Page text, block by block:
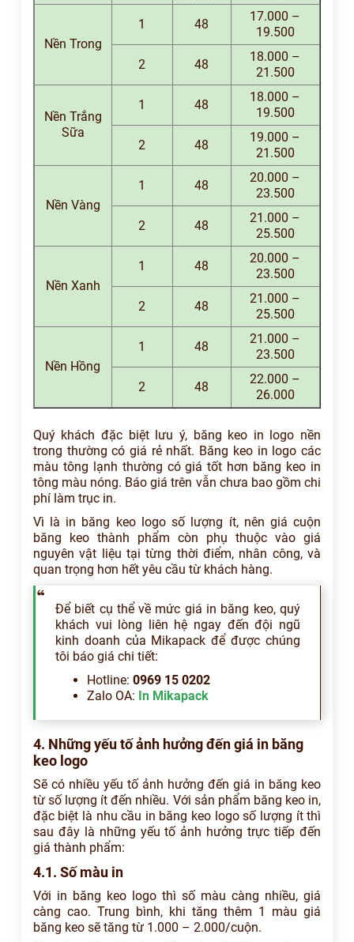
Nền Trong
1 48
17.000 –
19.500
2 48
18.000 –
21.500
Nền Trắng
Sữa
1 48
18.000 –
19.500
2 48
19.000 –
21.500
Nền Vàng
1 48
20.000 –
23.500
2 48
21.000 –
25.500
Nền Xanh
1 48
20.000 –
23.500
2 48
21.000 –
25.500
Nền Hồng
1 48
21.000 –
23.500
2 48
22.000 –
26.000
Quý khách đặc biệt lưu ý, băng keo in logo nền
trong thường có giá rẻ nhất. Băng keo in logo các
màu tông lạnh thường có giá tốt hơn băng keo in
tông màu nóng. Báo giá trên vẫn chưa bao gồm chi
phí làm trục in.
Vì là in băng keo logo số lượng ít, nên giá cuộn
băng keo thành phẩm còn phụ thuộc vào giá
nguyên vật liệu tại từng thời điểm, nhân công, và
quan trọng hơn hết yêu cầu từ khách hàng.
Để biết cụ thể về mức giá in băng keo, quý
khách vui lòng liên hệ ngay đến đội ngũ
kinh doanh của Mikapack để được chúng
tôi báo giá chi tiết:
Hotline: 0969 15 0202
Zalo OA: In Mikapack
4. Những yếu tố ảnh hưởng đến giá in băng
keo logo
Sẽ có nhiều yếu tố ảnh hưởng đến giá in băng keo
từ số lượng ít đến nhiều. Với sản phẩm băng keo in,
đặc biệt là nhu cầu in băng keo logo số lượng ít thì
sau đây là những yếu tố ảnh hưởng trực tiếp đến
giá thành phẩm:
4.1. Số màu in
Với in băng keo logo thì số màu càng nhiều, giá
càng cao. Trung bình, khi tăng thêm 1 màu giá
băng keo sẽ tăng từ 1.000 – 2.000/cuộn.